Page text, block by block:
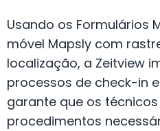
Usando os Formulários
móvel Mapsly com
localização, a Zeitview
processos de check-in
garante que os
procedimentos